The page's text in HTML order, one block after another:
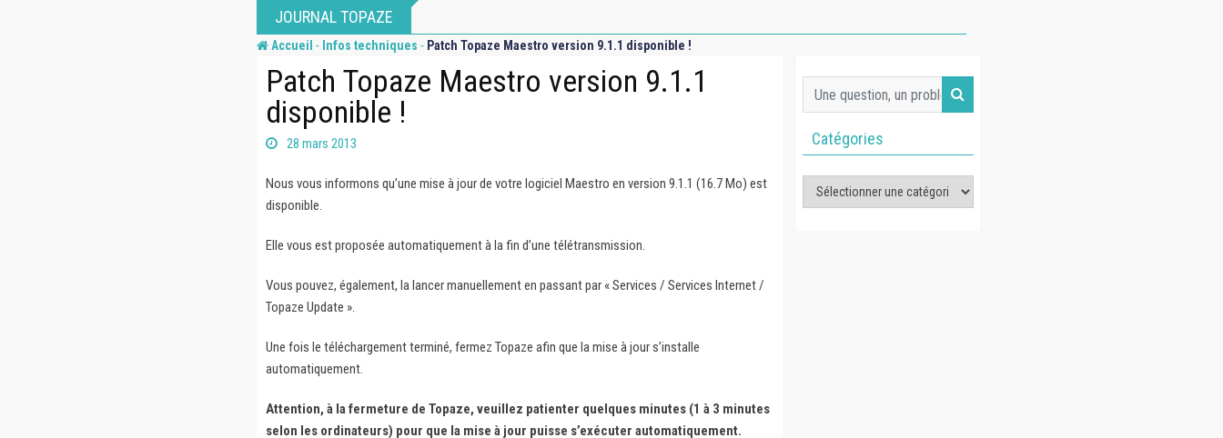
JOURNAL TOPAZE
Accueil - Infos techniques - Patch Topaze Maestro version 9.1.1 disponible !
Patch Topaze Maestro version 9.1.1
disponible !
28 mars 2013
Nous vous informons qu’une mise à jour de votre logiciel Maestro en version 9.1.1 (16.7 Mo) est
disponible.
Elle vous est proposée automatiquement à la fin d’une télétransmission.
Vous pouvez, également, la lancer manuellement en passant par « Services / Services Internet /
Topaze Update ».
Une fois le téléchargement terminé, fermez Topaze afin que la mise à jour s’installe
automatiquement.
Attention, à la fermeture de Topaze, veuillez patienter quelques minutes (1 à 3 minutes
selon les ordinateurs) pour que la mise à jour puisse s’exécuter automatiquement.
Catégories
Catégories